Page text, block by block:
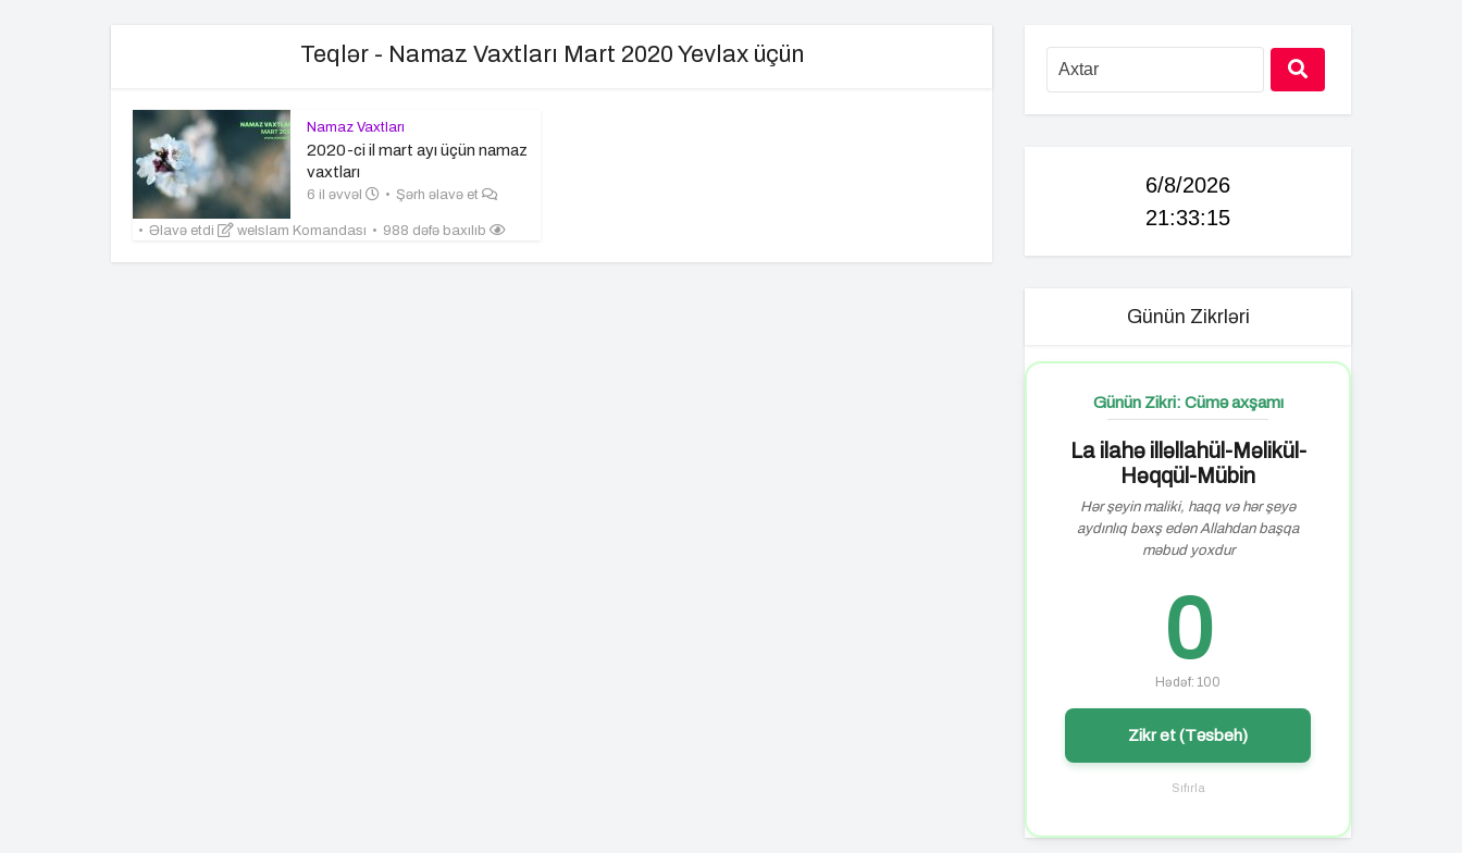
Teqlər - Namaz Vaxtları Mart 2020 Yevlax üçün
Namaz Vaxtları
2020-ci il mart ayı üçün namaz
vaxtları
6 il əvvəl Şərh əlavə et
Əlavə etdi weIslam Komandası 988 dəfə baxılıb
6/8/2026
21:33:16
Günün Zikrləri
Günün Zikri: Cümə axşamı
La ilahə illəllahül-Məlikül-
Həqqül-Mübin
Hər şeyin maliki, haqq və hər şeyə
aydınlıq bəxş edən Allahdan başqa
məbud yoxdur
0
Hədəf: 100
Zikr et (Təsbeh)
Sıfırla